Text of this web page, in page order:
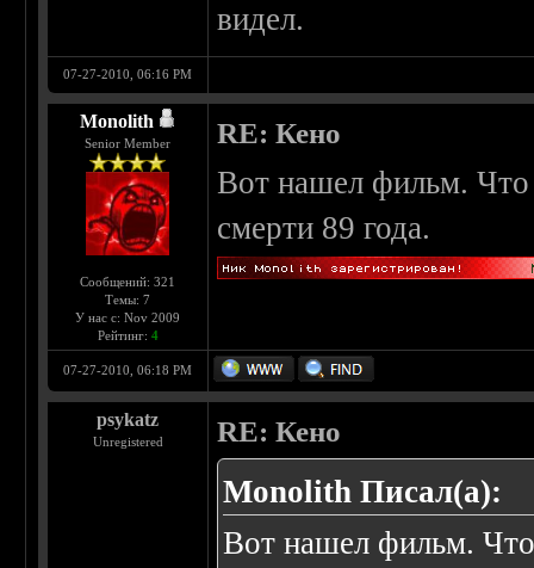
видел.
07-27-2010, 06:16 PM
Monolith
Senior Member
Сообщений: 321
Темы: 7
У нас с: Nov 2009
Рейтинг: 4
RE: Кено
Вот нашел фильм. Что
смерти 89 года.
07-27-2010, 06:18 PM
psykatz
Unregistered RE: Кено
Monolith Писал(а):
Вот нашел фильм.